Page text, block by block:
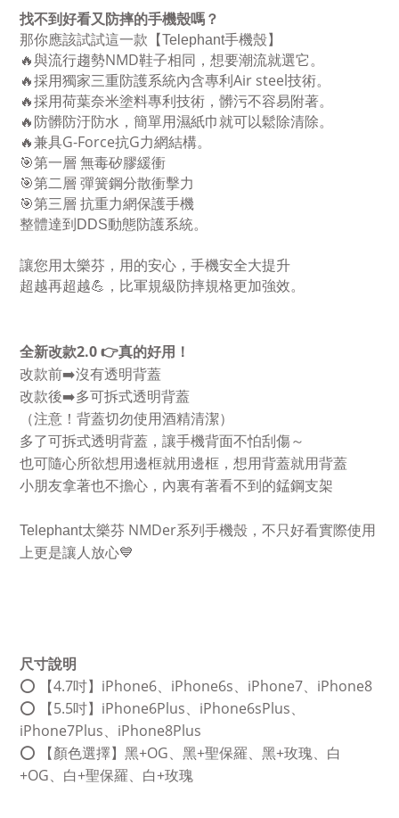
找不到好看又防摔的手機殼嗎？
那你應該試試這一款【Telephant手機殼】
🔥與流行趨勢NMD鞋子相同，想要潮流就選它。
🔥採用獨家三重防護系統內含專利 Air steel技術。
🔥採用荷葉奈米塗料專利技術，髒污不容易附著。
🔥 防髒防汙防水，簡單用濕紙巾就可以鬆除清除。
🔥兼具G-Force抗G力網結構。
🎯第一層 無毒矽膠緩衝
🎯第二層 彈簧鋼分散衝擊力
🎯第三層 抗重力網保護手機
整體達到 DDS動態防護系統。
讓您用太樂芬，用的安心，手機安全大提升
超越再超越💪 ，比軍規級防摔規格更加強效。
全新改款2.0 👉真的好用！
改款前➡沒有透明背蓋
改款後➡多可拆式透明背蓋
（注意！背蓋切勿使用酒精清潔）
多了可拆式透明背蓋，讓手機背面不怕刮傷～
也可隨心所欲想用邊框就用邊框，想用背蓋就用背蓋
小朋友拿著也不擔心，內裏有著看不到的錳鋼支架
Telephant太樂芬 NMDer系列手機殼，不只好看實際使用
上更是讓人放心💙
尺寸說明
⭕
【4.7吋】 iPhone6 iPhone6s iPhone7 iPhone8
⭕ 【 5.5吋】 iPhone6Plus iPhone6sPlus
iPhone7Plus iPhone8Plus
⭕ 【顏色選擇】黑+OG 、黑+聖保羅、黑+玫瑰、白
+OG 、白+聖保羅、白+玫瑰